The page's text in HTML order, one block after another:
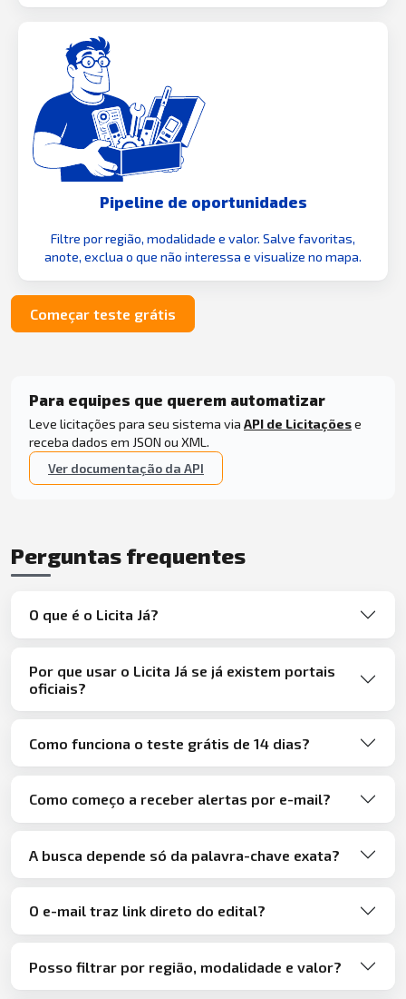
Pipeline de oportunidades
Filtre por região, modalidade e valor. Salve favoritas,
anote, exclua o que não interessa e visualize no mapa.
Começar teste grátis
Para equipes que querem automatizar
Leve licitações para seu sistema via API de Licitaçõese
receba dados em JSON ou XML.
Ver documentação da API
Perguntas frequentes
O que é o Licita Já?
Por que usar o Licita Já se já existem portais
oficiais?
Como funciona o teste grátis de 14 dias?
Como começo a receber alertas por e-mail?
A busca depende só da palavra-chave exata?
O e-mail traz link direto do edital?
Posso filtrar por região, modalidade e valor?